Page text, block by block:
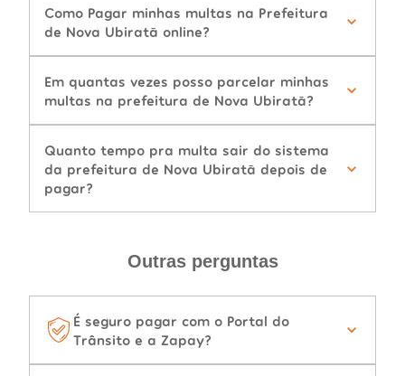
Como Pagar minhas multas na Prefeitura
de Nova Ubiratã online?
Em quantas vezes posso parcelar minhas
multas na prefeitura de Nova Ubiratã?
Quanto tempo pra multa sair do sistema
da prefeitura de Nova Ubiratã depois de
pagar?
Outras perguntas
É seguro pagar com o Portal do
Trânsito e a Zapay?